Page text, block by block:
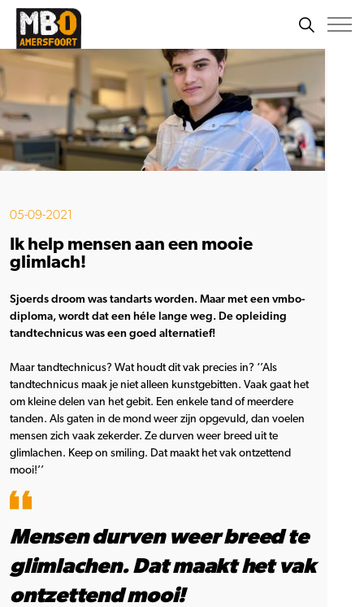
05-09-2021
Ik help mensen aan een mooie
glimlach!
Sjoerds droom was tandarts worden. Maar met een vmbo-
diploma, wordt dat een héle lange weg. De opleiding
tandtechnicus was een goed alternatief!
Maar tandtechnicus? Wat houdt dit vak precies in? ‘’Als
tandtechnicus maak je niet alleen kunstgebitten. Vaak gaat het
om kleine delen van het gebit. Een enkele tand of meerdere
tanden. Als gaten in de mond weer zijn opgevuld, dan voelen
mensen zich vaak zekerder. Ze durven weer breed uit te
glimlachen. Keep on smiling. Dat maakt het vak ontzettend
mooi!’’
Mensen durven weer breed te
glimlachen. Dat maakt het vak
ontzettend mooi!